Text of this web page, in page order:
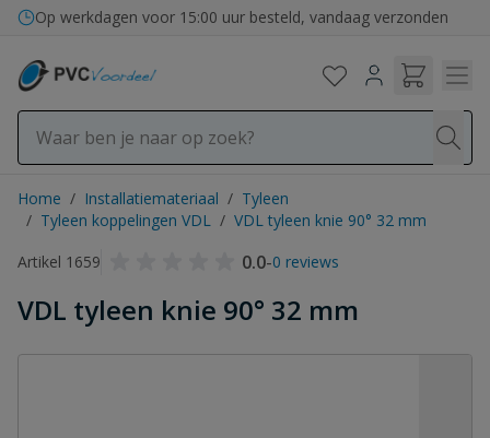
Ga naar de inhoud
Op werkdagen voor 15:00 uur besteld, vandaag verzonden
Home / Installatiemateriaal / Tyleen
/ Tyleen koppelingen VDL / VDL tyleen knie 90° 32 mm
Artikel 1659
0.0-0 reviews
VDL tyleen knie 90° 32 mm